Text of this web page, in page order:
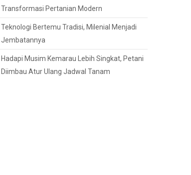
Transformasi Pertanian Modern
Teknologi Bertemu Tradisi, Milenial Menjadi
Jembatannya
Hadapi Musim Kemarau Lebih Singkat, Petani
Diimbau Atur Ulang Jadwal Tanam